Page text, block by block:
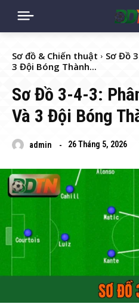
Sơ đồ & Chiến thuật
Sơ Đồ
3 Đội Bóng Thành...
Sơ Đồ 3-4-3:
Và 3 Đội Bóng
admin - 26 Tháng 5, 2026